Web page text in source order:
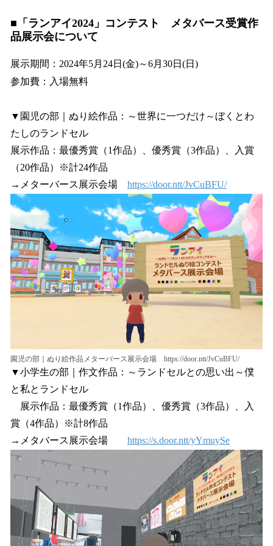
■「ランアイ2024」コンテスト メタバース受賞作
品展示会について
展示期間：2024年5月24日(金)～6月30日(日)
参加費：入場無料
▼園児の部｜ぬり絵作品：～世界に一つだけ～ぼくとわ
たしのランドセル
展示作品：最優秀賞（1作品）、優秀賞（3作品）、入賞
（20作品）※計24作品
→メターバース展示会場 https://door.ntt/JvCuBFU/
園児の部｜ぬり絵作品メターバース展示会場 https://door.ntt/JvCuBFU/
▼小学生の部｜作文作品：～ランドセルとの思い出～僕
と私とランドセル
展示作品：最優秀賞（1作品）、優秀賞（3作品）、入
賞（4作品）※計8作品
→メタバース展示会場 https://s.door.ntt/yYmuySe